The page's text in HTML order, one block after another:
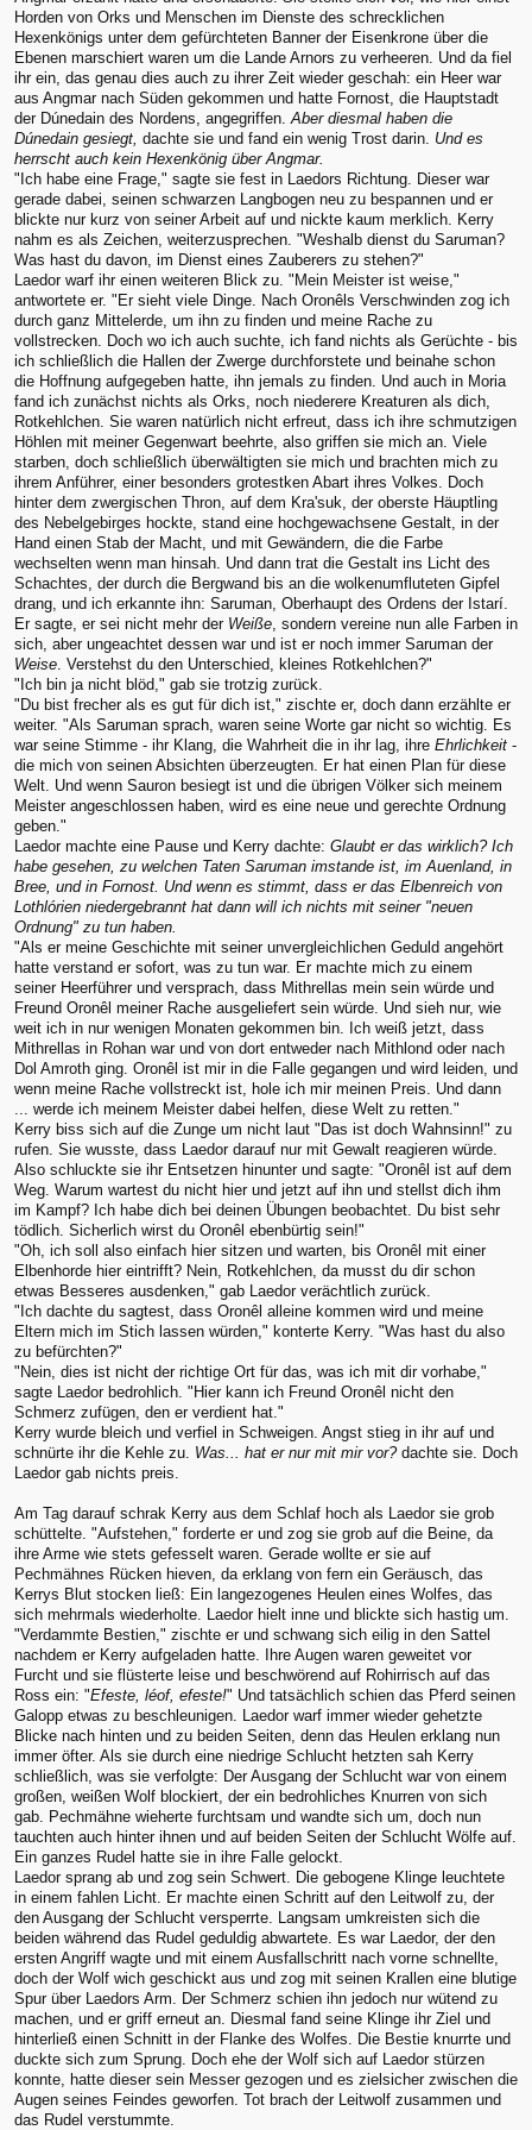
Horden von Orks und Menschen im Dienste des schrecklichen
Hexenkönigs unter dem gefürchteten Banner der Eisenkrone über die
Ebenen marschiert waren um die Lande Arnors zu verheeren. Und da fiel
ihr ein, das genau dies auch zu ihrer Zeit wieder geschah: ein Heer war
aus Angmar nach Süden gekommen und hatte Fornost, die Hauptstadt
der Dúnedain des Nordens, angegriffen. Aber diesmal haben die
Dúnedain gesiegt, dachte sie und fand ein wenig Trost darin. Und es
herrscht auch kein Hexenkönig über Angmar.
"Ich habe eine Frage," sagte sie fest in Laedors Richtung. Dieser war
gerade dabei, seinen schwarzen Langbogen neu zu bespannen und er
blickte nur kurz von seiner Arbeit auf und nickte kaum merklich. Kerry
nahm es als Zeichen, weiterzusprechen. "Weshalb dienst du Saruman?
Was hast du davon, im Dienst eines Zauberers zu stehen?"
Laedor warf ihr einen weiteren Blick zu. "Mein Meister ist weise,"
antwortete er. "Er sieht viele Dinge. Nach Oronêls Verschwinden zog ich
durch ganz Mittelerde, um ihn zu finden und meine Rache zu
vollstrecken. Doch wo ich auch suchte, ich fand nichts als Gerüchte - bis
ich schließlich die Hallen der Zwerge durchforstete und beinahe schon
die Hoffnung aufgegeben hatte, ihn jemals zu finden. Und auch in Moria
fand ich zunächst nichts als Orks, noch niederere Kreaturen als dich,
Rotkehlchen. Sie waren natürlich nicht erfreut, dass ich ihre schmutzigen
Höhlen mit meiner Gegenwart beehrte, also griffen sie mich an. Viele
starben, doch schließlich überwältigten sie mich und brachten mich zu
ihrem Anführer, einer besonders grotestken Abart ihres Volkes. Doch
hinter dem zwergischen Thron, auf dem Kra'suk, der oberste Häuptling
des Nebelgebirges hockte, stand eine hochgewachsene Gestalt, in der
Hand einen Stab der Macht, und mit Gewändern, die die Farbe
wechselten wenn man hinsah. Und dann trat die Gestalt ins Licht des
Schachtes, der durch die Bergwand bis an die wolkenumfluteten Gipfel
drang, und ich erkannte ihn: Saruman, Oberhaupt des Ordens der Istarí.
Er sagte, er sei nicht mehr der Weiße , sondern vereine nun alle Farben in
sich, aber ungeachtet dessen war und ist er noch immer Saruman der
Weise . Verstehst du den Unterschied, kleines Rotkehlchen?"
"Ich bin ja nicht blöd," gab sie trotzig zurück.
"Du bist frecher als es gut für dich ist," zischte er, doch dann erzählte er
weiter. "Als Saruman sprach, waren seine Worte gar nicht so wichtig. Es
war seine Stimme - ihr Klang, die Wahrheit die in ihr lag, ihre Ehrlichkeit -
die mich von seinen Absichten überzeugten. Er hat einen Plan für diese
Welt. Und wenn Sauron besiegt ist und die übrigen Völker sich meinem
Meister angeschlossen haben, wird es eine neue und gerechte Ordnung
geben."
Laedor machte eine Pause und Kerry dachte: Glaubt er das wirklich? Ich
habe gesehen, zu welchen Taten Saruman imstande ist, im Auenland, in
Bree, und in Fornost. Und wenn es stimmt, dass er das Elbenreich von
Lothlórien niedergebrannt hat dann will ich nichts mit seiner "neuen
Ordnung" zu tun haben.
"Als er meine Geschichte mit seiner unvergleichlichen Geduld angehört
hatte verstand er sofort, was zu tun war. Er machte mich zu einem
seiner Heerführer und versprach, dass Mithrellas mein sein würde und
Freund Oronêl meiner Rache ausgeliefert sein würde. Und sieh nur, wie
weit ich in nur wenigen Monaten gekommen bin. Ich weiß jetzt, dass
Mithrellas in Rohan war und von dort entweder nach Mithlond oder nach
Dol Amroth ging. Oronêl ist mir in die Falle gegangen und wird leiden, und
wenn meine Rache vollstreckt ist, hole ich mir meinen Preis. Und dann
... werde ich meinem Meister dabei helfen, diese Welt zu retten."
Kerry biss sich auf die Zunge um nicht laut "Das ist doch Wahnsinn!" zu
rufen. Sie wusste, dass Laedor darauf nur mit Gewalt reagieren würde.
Also schluckte sie ihr Entsetzen hinunter und sagte: "Oronêl ist auf dem
Weg. Warum wartest du nicht hier und jetzt auf ihn und stellst dich ihm
im Kampf? Ich habe dich bei deinen Übungen beobachtet. Du bist sehr
tödlich. Sicherlich wirst du Oronêl ebenbürtig sein!"
"Oh, ich soll also einfach hier sitzen und warten, bis Oronêl mit einer
Elbenhorde hier eintrifft? Nein, Rotkehlchen, da musst du dir schon
etwas Besseres ausdenken," gab Laedor verächtlich zurück.
"Ich dachte du sagtest, dass Oronêl alleine kommen wird und meine
Eltern mich im Stich lassen würden," konterte Kerry. "Was hast du also
zu befürchten?"
"Nein, dies ist nicht der richtige Ort für das, was ich mit dir vorhabe,"
sagte Laedor bedrohlich. "Hier kann ich Freund Oronêl nicht den
Schmerz zufügen, den er verdient hat."
Kerry wurde bleich und verfiel in Schweigen. Angst stieg in ihr auf und
schnürte ihr die Kehle zu. Was... hat er nur mit mir vor?dachte sie. Doch
Laedor gab nichts preis.
Am Tag darauf schrak Kerry aus dem Schlaf hoch als Laedor sie grob
schüttelte. "Aufstehen," forderte er und zog sie grob auf die Beine, da
ihre Arme wie stets gefesselt waren. Gerade wollte er sie auf
Pechmähnes Rücken hieven, da erklang von fern ein Geräusch, das
Kerrys Blut stocken ließ: Ein langezogenes Heulen eines Wolfes, das
sich mehrmals wiederholte. Laedor hielt inne und blickte sich hastig um.
"Verdammte Bestien," zischte er und schwang sich eilig in den Sattel
nachdem er Kerry aufgeladen hatte. Ihre Augen waren geweitet vor
Furcht und sie flüsterte leise und beschwörend auf Rohirrisch auf das
Ross ein: "Efeste, léof, efeste!" Und tatsächlich schien das Pferd seinen
Galopp etwas zu beschleunigen. Laedor warf immer wieder gehetzte
Blicke nach hinten und zu beiden Seiten, denn das Heulen erklang nun
immer öfter. Als sie durch eine niedrige Schlucht hetzten sah Kerry
schließlich, was sie verfolgte: Der Ausgang der Schlucht war von einem
großen, weißen Wolf blockiert, der ein bedrohliches Knurren von sich
gab. Pechmähne wieherte furchtsam und wandte sich um, doch nun
tauchten auch hinter ihnen und auf beiden Seiten der Schlucht Wölfe auf.
Ein ganzes Rudel hatte sie in ihre Falle gelockt.
Laedor sprang ab und zog sein Schwert. Die gebogene Klinge leuchtete
in einem fahlen Licht. Er machte einen Schritt auf den Leitwolf zu, der
den Ausgang der Schlucht versperrte. Langsam umkreisten sich die
beiden während das Rudel geduldig abwartete. Es war Laedor, der den
ersten Angriff wagte und mit einem Ausfallschritt nach vorne schnellte,
doch der Wolf wich geschickt aus und zog mit seinen Krallen eine blutige
Spur über Laedors Arm. Der Schmerz schien ihn jedoch nur wütend zu
machen, und er griff erneut an. Diesmal fand seine Klinge ihr Ziel und
hinterließ einen Schnitt in der Flanke des Wolfes. Die Bestie knurrte und
duckte sich zum Sprung. Doch ehe der Wolf sich auf Laedor stürzen
konnte, hatte dieser sein Messer gezogen und es zielsicher zwischen die
Augen seines Feindes geworfen. Tot brach der Leitwolf zusammen und
das Rudel verstummte.